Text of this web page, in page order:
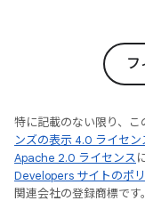
特に記載のない限り、
ンズの表示 4.0 ライセン
Apache 2.0 ライセンス
Developers サイトのポ
関連会社の登録商標です。